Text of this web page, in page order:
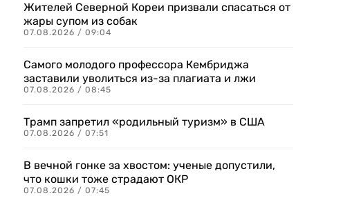
Жителей Северной Кореи призвали спасаться от
жары супом из собак
07.08.2026 / 09:04
Самого молодого профессора Кембриджа
заставили уволиться из-за плагиата и лжи
07.08.2026 / 08:45
Трамп запретил «родильный туризм» в США
07.08.2026 / 07:51
В вечной гонке за хвостом: ученые допустили,
что кошки тоже страдают ОКР
07.08.2026 / 07:45